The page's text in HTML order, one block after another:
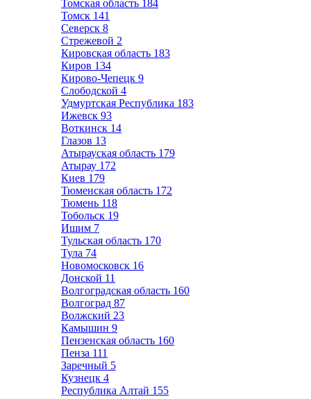
Томская область 184
Томск 141
Северск 8
Стрежевой 2
Кировская область 183
Киров 134
Кирово-Чепецк 9
Слободской 4
Удмуртская Республика 183
Ижевск 93
Воткинск 14
Глазов 13
Атырауская область 179
Атырау 172
Киев 179
Тюменская область 172
Тюмень 118
Тобольск 19
Ишим 7
Тульская область 170
Тула 74
Новомосковск 16
Донской 11
Волгоградская область 160
Волгоград 87
Волжский 23
Камышин 9
Пензенская область 160
Пенза 111
Заречный 5
Кузнецк 4
Республика Алтай 155